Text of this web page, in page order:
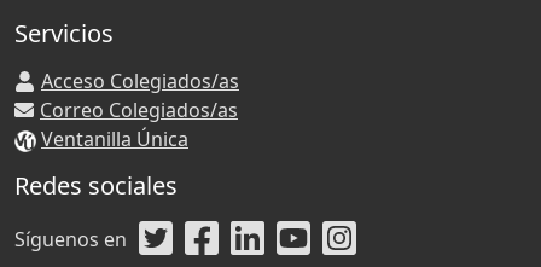
Servicios
Acceso Colegiados/as
Correo Colegiados/as
Ventanilla Única
Redes sociales
Síguenos en